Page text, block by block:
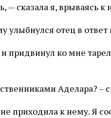
— сказала я, врываясь
отец в ответ
и придвинул ко мне
Аделара? –
приходила к нему. Я